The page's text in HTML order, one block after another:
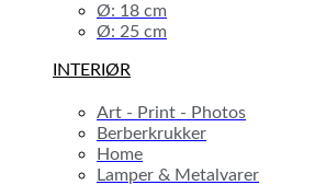
Ø: 18 cm
Ø: 25 cm
INTERIØR
Art - Print - Photos
Berberkrukker
Home
Lamper & Metalvarer